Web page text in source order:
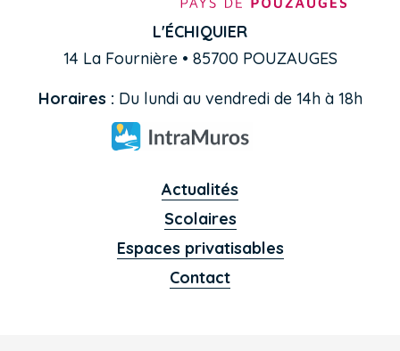
L'ÉCHIQUIER
14 La Fournière • 85700 POUZAUGES
Horaires : Du lundi au vendredi de 14h à 18h
Actualités
Scolaires
Espaces privatisables
Contact